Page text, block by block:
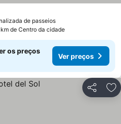
de passeiosVer preços
de Centro da cidade
os preços
Ver preços
Partilhar